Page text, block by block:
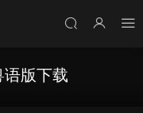
版下载